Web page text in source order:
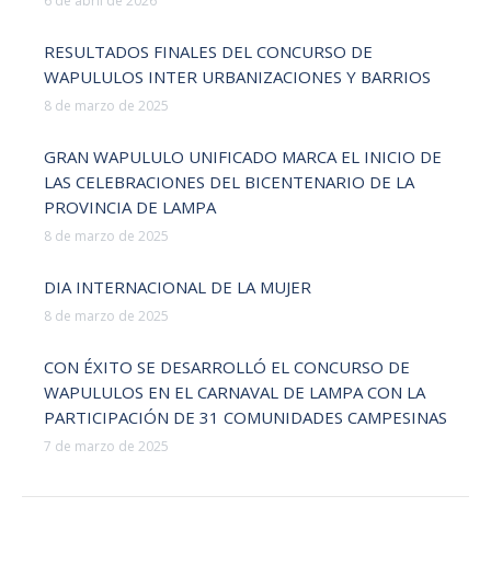
RESULTADOS FINALES DEL CONCURSO DE
WAPULULOS INTER URBANIZACIONES Y BARRIOS
8 de marzo de 2025
GRAN WAPULULO UNIFICADO MARCA EL INICIO DE
LAS CELEBRACIONES DEL BICENTENARIO DE LA
PROVINCIA DE LAMPA
8 de marzo de 2025
DIA INTERNACIONAL DE LA MUJER
8 de marzo de 2025
CON ÉXITO SE DESARROLLÓ EL CONCURSO DE
WAPULULOS EN EL CARNAVAL DE LAMPA CON LA
PARTICIPACIÓN DE 31 COMUNIDADES CAMPESINAS
7 de marzo de 2025